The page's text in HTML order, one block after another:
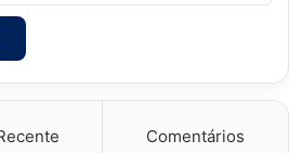
Comentários